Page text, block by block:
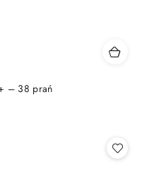
– 38 prań